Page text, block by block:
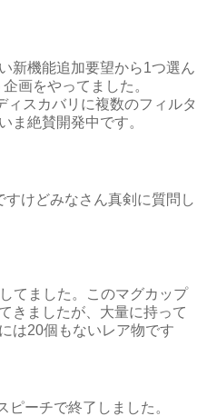
新機能追加要望から1つ選ん
画をやってました。
ィスカバリに複数のフィルタ
ま絶賛開発中です。
けどみなさん真剣に質問し
てました。このマグカップ
きましたが、大量に持って
は20個もないレア物です
ーチで終了しました。